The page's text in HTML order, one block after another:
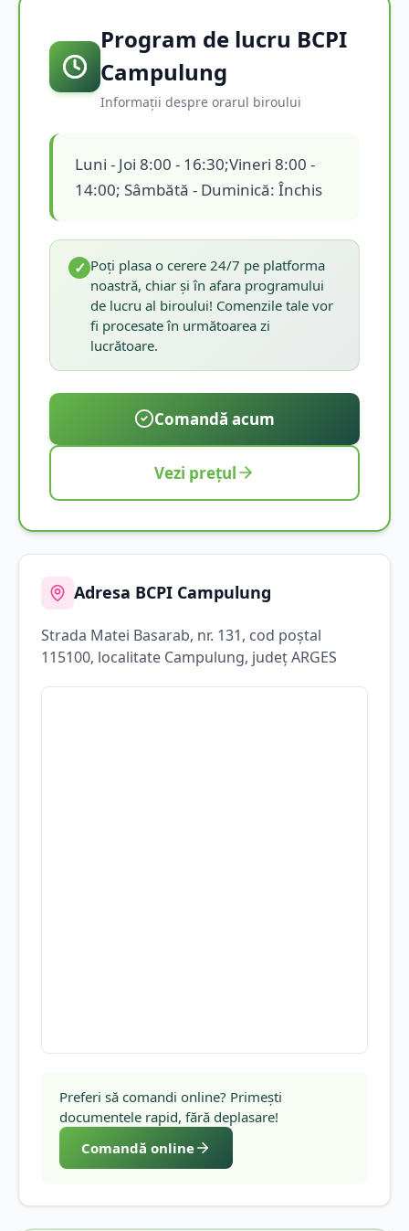
Program de lucru BCPI
Campulung
Informații despre orarul biroului
Luni - Joi 8:00 - 16:30;Vineri 8:00 -
14:00; Sâmbătă - Duminică: Închis
✓ Poți plasa o cerere 24/7 pe platforma
noastră, chiar și în afara programului
de lucru al biroului! Comenzile tale vor
fi procesate în următoarea zi
lucrătoare.
Comandă acum
Vezi prețul
Adresa BCPI Campulung
Strada Matei Basarab, nr. 131, cod poștal
115100, localitate Campulung, județARGES
Preferi să comandi online? Primești
documentele rapid, fără deplasare!
Comandă online